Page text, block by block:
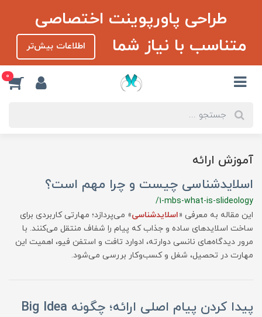
طراحی پاورپوینت اختصاصی
متناسب با نیاز شما
اطلاعات بیش‌تر
0
آموزش ارائه
اسلایدشناسی چیست و چرا مهم است؟
/1-mbs-what-is-slideology
این مقاله به معرفی «اسلایدشناسی» می‌پردازد؛ مهارتی کاربردی برای
ساخت اسلایدهای ساده و جذاب که پیام را شفاف منتقل می‌کنند. با
مرور دیدگاه‌های نانسی دوارته، ادوارد تافت و استفن فیو، اهمیت این
مهارت در تحصیل، شغل و کسب‌وکار بررسی می‌شود.
پیدا کردن پیام اصلی ارائه؛ چگونه Big Idea